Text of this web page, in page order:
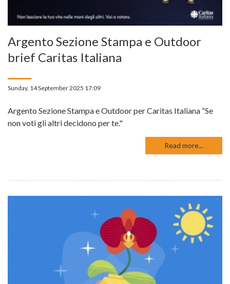
Argento Sezione Stampa e Outdoor
brief Caritas Italiana
Sunday, 14 September 2025 17:09
Argento Sezione Stampa e Outdoor per Caritas Italiana “Se
non voti gli altri decidono per te."
Read more...